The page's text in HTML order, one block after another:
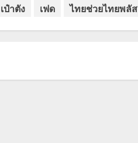
เป๋าตัง
เฟด ไทยช่วยไทยพลัส